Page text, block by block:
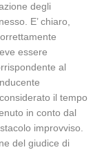
degli
E’ chiaro,
essere
al
il tempo
in conto dal
improvviso.
del giudice di